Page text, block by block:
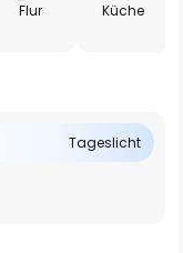
Flur Küche
Tageslicht